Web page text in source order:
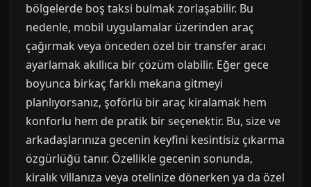
bölgelerde boş taksi bulmak zorlaşabilir. Bu
nedenle, mobil uygulamalar üzerinden araç
çağırmak veya önceden özel bir transfer aracı
ayarlamak akıllıca bir çözüm olabilir. Eğer gece
boyunca birkaç farklı mekana gitmeyi
planlıyorsanız, şoförlü bir araç kiralamak hem
konforlu hem de pratik bir seçenektir. Bu, size ve
arkadaşlarınıza gecenin keyfini kesintisiz çıkarma
özgürlüğü tanır. Özellikle gecenin sonunda,
kiralık villanıza veya otelinize dönerken ya da özel